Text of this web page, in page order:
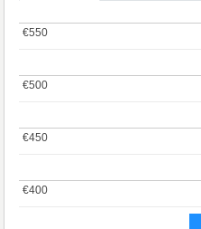
€400
€400
€450
€450
€500
€500
€550
€550